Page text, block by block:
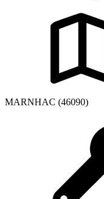
MARNHAC (46090)